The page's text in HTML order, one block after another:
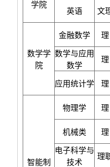
学院
英语 文
数学学
院
金融数学 理
数学与应用
数学
理
应用统计学 理
智能制
物理学 理
机械类 理
电子科学与
技术
理